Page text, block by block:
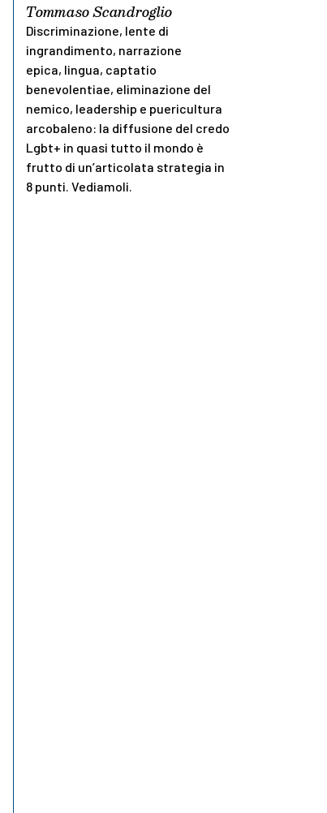
Tommaso Scandroglio
Discriminazione, lente di
ingrandimento, narrazione
epica, lingua, captatio
benevolentiae, eliminazione del
nemico, leadership e puericultura
arcobaleno: la diffusione del credo
Lgbt+ in quasi tutto il mondo è
frutto di un’articolata strategia in
8 punti. Vediamoli.